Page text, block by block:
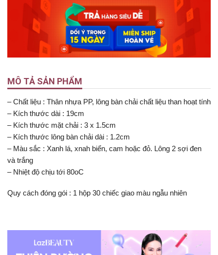
MÔ TẢ SẢN PHẨM
– Chất liệu : Thân nhựa PP, lông bàn chải chất liệu than hoạt tính
– Kích thước dài : 19cm
– Kích thước mặt chải : 3 x 1.5cm
– Kích thước lông bàn chải dài : 1.2cm
– Màu sắc : Xanh lá, xnah biển, cam hoặc đỏ. Lông 2 sợi đen
và trắng
– Nhiệt độ chịu tới 80oC
Quy cách đóng gói : 1 hộp 30 chiếc giao màu ngẫu nhiên